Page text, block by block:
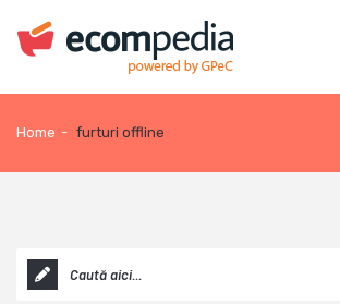
Home - furturi offline